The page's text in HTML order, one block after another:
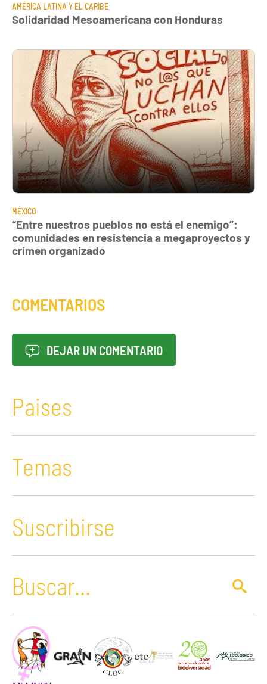
AMÉRICA LATINA Y EL CARIBE
Solidaridad Mesoamericana con Honduras
MÉXICO
“Entre nuestros pueblos no está el enemigo”:
comunidades en resistencia a megaproyectos y
crimen organizado
COMENTARIOS
DEJAR UN COMENTARIO
Paises
Temas
Suscribirse